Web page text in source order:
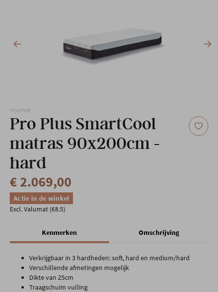
TEMPUR
Pro Plus SmartCool
matras 90x200cm -
hard
€ 2.069,00
Actie in de winkel
Excl. Valumat (€8.5)
Kenmerken Omschrijving
Verkrijgbaar in 3 hardheden: soft, hard en medium/hard
Verschillende afmetingen mogelijk
Dikte van 25cm
Traagschuim vulling